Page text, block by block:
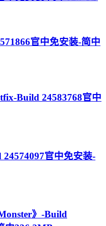
官中免安装-简中
Build 24583768官中
官中免安装-
》-Build